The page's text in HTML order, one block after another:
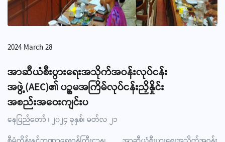
2024 March 28
အာဆီယံစီးပွားရေးအသိုက်အဝန်းလုပ်ငန်း
အဖွဲ့(AEC)၏ ပဥ္စမအကြိမ်လုပ်ငန်းညှိနှိုင်း
အစည်းအဝေးကျင်းပ
နေပြည်တော် ၊ ၂၀၂၄ ခုနှစ်၊ မတ်လ ၂၁